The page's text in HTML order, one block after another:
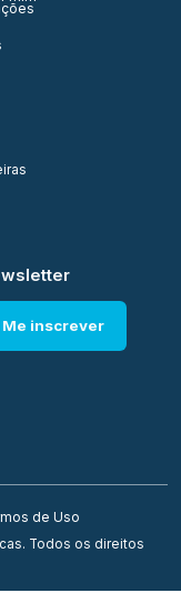
Me inscrever
de Uso
Todos os direitos